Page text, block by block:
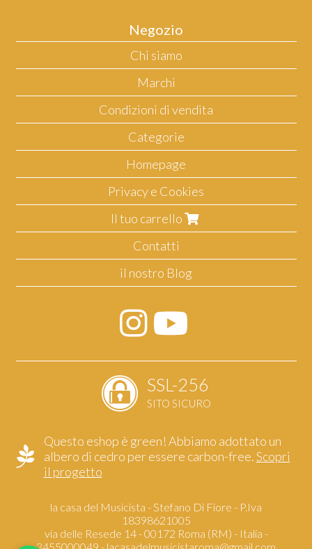
Negozio
Chi siamo
Marchi
Condizioni di vendita
Categorie
Homepage
Privacy e Cookies
Il tuo carrello
Contatti
il nostro Blog
SSL-256
SITO SICURO
Questo eshop è green! Abbiamo adottato un
albero di cedro per essere carbon-free.Scopri
il progetto
la casa del Musicista - Stefano Di Fiore - P.Iva
18398621005
via delle Resede 14 - 00172 Roma (RM) - Italia -
3455000049 - lacasadelmusicistaroma@gmail.com